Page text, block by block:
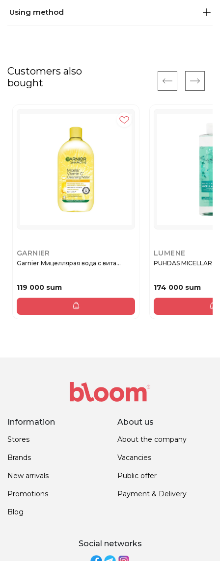
Using method
Customers also
bought
GARNIER
Garnier Мицеллярая вода с вита...
119 000 sum
LUMENE
PUHDAS MICELLAR
174 000 sum
Information
Stores
Brands
New arrivals
Promotions
Blog
About us
About the company
Vacancies
Public offer
Payment & Delivery
Social networks